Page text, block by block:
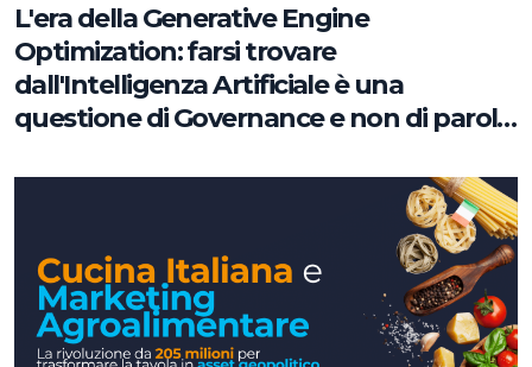
L'era della Generative Engine
Optimization: farsi trovare
dall'Intelligenza Artificiale è una
questione di Governance e non di parole